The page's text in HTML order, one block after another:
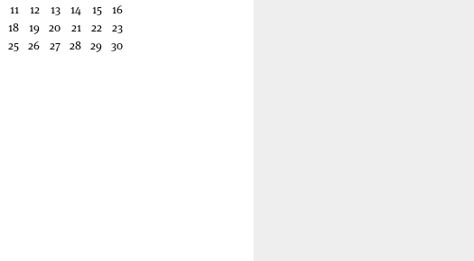
11 12 13 14 15
16
18 19 20 21 22
23
25 26 27 28 29 30